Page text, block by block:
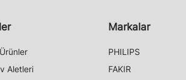
Aletleri
Markalar
PHILIPS
FAKIR